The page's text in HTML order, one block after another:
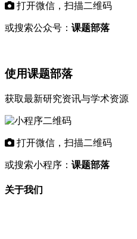
打开微信，扫描二维码
或搜索公众号： 课题部落
使用课题部落
获取最新研究资讯与学术资源
打开微信，扫描二维码
或搜索小程序： 课题部落
关于我们